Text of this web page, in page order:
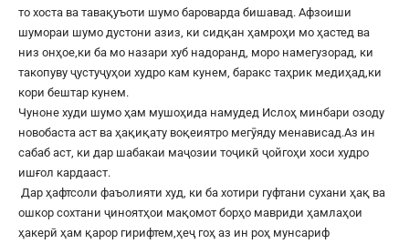
то хоста ва тавақуъоти шумо бароварда бишавад. Афзоиши
шумораи шумо дустони азиз, ки сидқан ҳамроҳи мо ҳастед ва
низ онҳое,ки ба мо назари хуб надоранд, моро намегузорад, ки
такопуву ҷустуҷуҳои худро кам кунем, баракс таҳрик медиҳад,ки
кори бештар кунем.
Чуноне худи шумо ҳам мушоҳида намудед Ислоҳ минбари озоду
новобаста аст ва ҳақиқату воқеиятро мегӯяду менависад.Аз ин
сабаб аст, ки дар шабакаи маҷозии тоҷикӣ ҷойгоҳи хоси худро
ишғол кардааст.
Дар ҳафтсоли фаъолияти худ, ки ба хотири гуфтани сухани ҳақ ва
ошкор сохтани ҷиноятҳои мақомот борҳо мавриди ҳамлаҳои
ҳакерӣ ҳам қарор гирифтем,ҳеҷ гоҳ аз ин роҳ мунсариф